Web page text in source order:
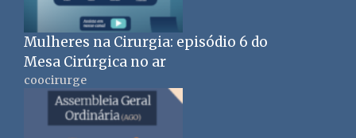
Mulheres na Cirurgia: episódio 6 do
Mesa Cirúrgica no ar
coocirurge